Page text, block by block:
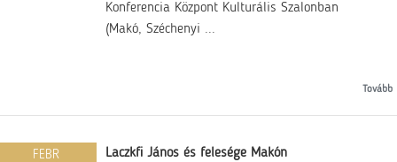
Konferencia Központ Kulturális Szalonban
(Makó, Széchenyi ...
Tovább
FEBR
Laczkfi János és felesége Makón